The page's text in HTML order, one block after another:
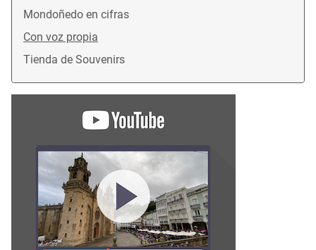
Mondoñedo en cifras
Con voz propia
Tienda de Souvenirs